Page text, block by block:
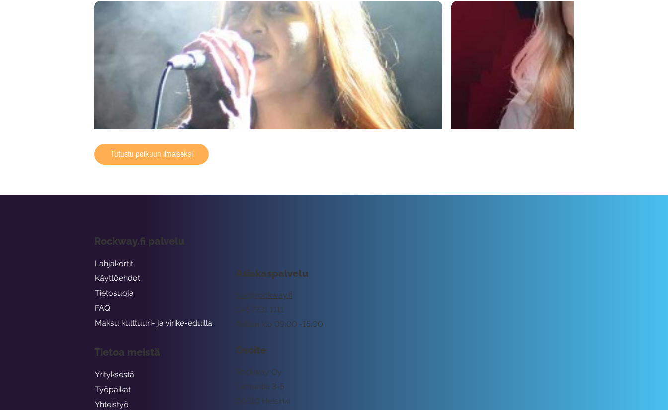
Tutustu polkuun ilmaiseksi
Asiakaspalvelu
tuki@rockway.fi
Arkisin klo 09:00 -15:00
045 7731 1111
Osoite
Rockway Oy
Lemuntie 3-5
00510 Helsinki
Rockway.fi palvelu
Lahjakortit
Käyttöehdot
Tietosuoja
FAQ
Maksu kulttuuri- ja virike-eduilla
Tietoa meistä
Yrityksestä
Työpaikat
Yhteistyö